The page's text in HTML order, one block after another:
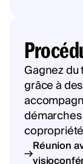
Gagnez du
grâce à
Réunion